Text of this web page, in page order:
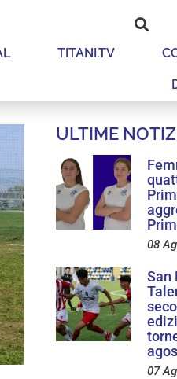
TITANI.TV
ULTIME
08
San
07